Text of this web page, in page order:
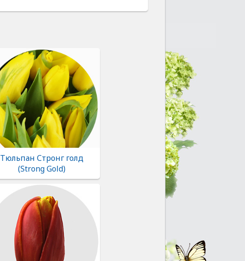
Тюльпан Стронг голд
(Strong Gold)